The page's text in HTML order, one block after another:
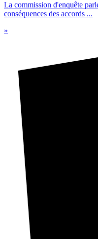
La commission d'enquête
conséquences des accords ...
»